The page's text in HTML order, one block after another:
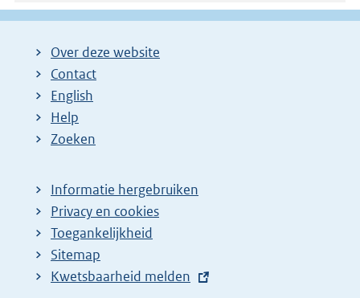
Over deze website
Contact
English
Help
Zoeken
Informatie hergebruiken
Privacy en cookies
Toegankelijkheid
Sitemap
E
Kwetsbaarheid melden